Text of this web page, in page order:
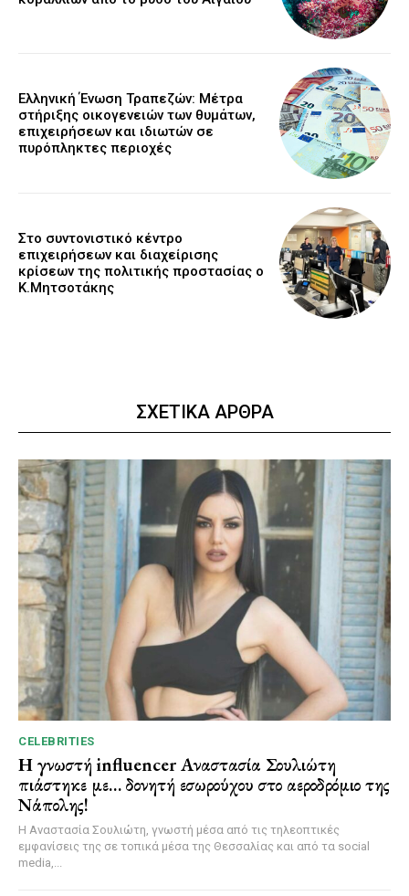
Ελληνική Ένωση Τραπεζών: Μέτρα
στήριξης οικογενειών των θυμάτων,
επιχειρήσεων και ιδιωτών σε
πυρόπληκτες περιοχές
Στο συντονιστικό κέντρο
επιχειρήσεων και διαχείρισης
κρίσεων της πολιτικής προστασίας ο
Κ.Μητσοτάκης
ΣΧΕΤΙΚΑ ΑΡΘΡΑ
CELEBRITIES
Η γνωστή influencer Αναστασία Σουλιώτη
πιάστηκε με… δονητή εσωρούχου στο αεροδρόμιο της
Νάπολης!
Η Αναστασία Σουλιώτη, γνωστή μέσα από τις τηλεοπτικές
εμφανίσεις της σε τοπικά μέσα της Θεσσαλίας και από τα social
media,...